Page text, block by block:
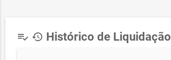
playlist_add_check history Histórico de Liquidação